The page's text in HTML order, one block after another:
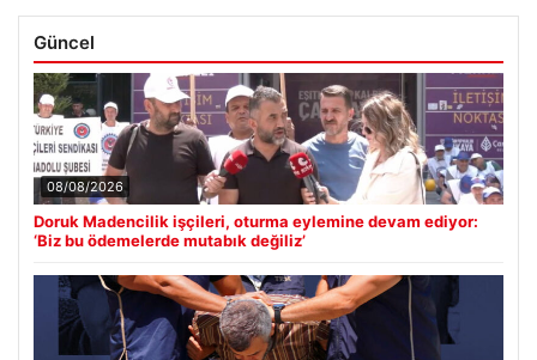
Güncel
08/08/2026
Doruk Madencilik işçileri, oturma eylemine devam ediyor:
‘Biz bu ödemelerde mutabık değiliz’